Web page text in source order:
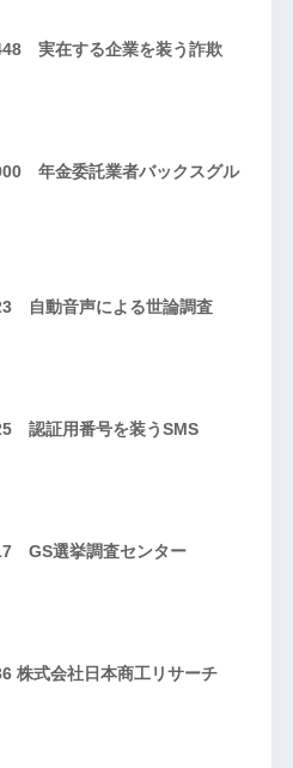
実在する企業を装う詐欺
年金委託業者バックスグル
自動音声による世論調査
認証用番号を装うSMS
GS選挙調査センター
株式会社日本商工リサーチ